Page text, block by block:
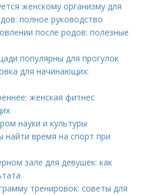
женскому организму для
полное руководство
после родов: полезные
популярны для прогулок
для начинающих:
женская фитнес
науки и культуры
время на спорт при
зале для девушек: как
тренировок: советы для